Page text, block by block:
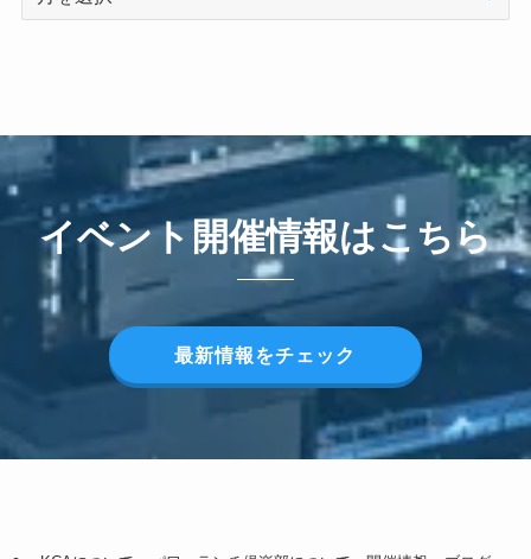
イベント開催情報はこちら
最新情報をチェック